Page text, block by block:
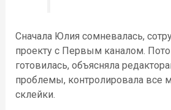
Сначала Юлия сомневалась,
проекту с Первым каналом.
готовилась, объясняла
проблемы, контролировала все
склейки.